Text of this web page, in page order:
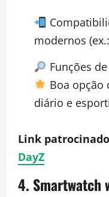
modernos
Funções
Boa opção
diário e
Link
DayZ
4.